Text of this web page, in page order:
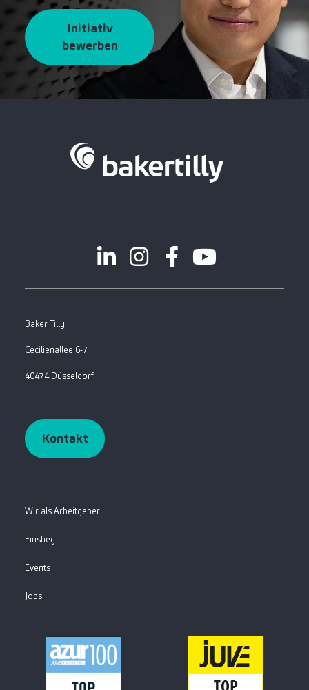
Initiativ
bewerben
Baker Tilly
Cecilienallee 6-7
40474 Düsseldorf
Kontakt
Wir als Arbeitgeber
Einstieg
Events
Jobs